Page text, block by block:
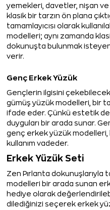
yemekleri, davetler, nişan
klasik bir tarzın ön plana
tamamlayıcısı olarak
modelleri; aynı zamanda
dokunuşta bulunmak
verir.
Genç Erkek Yüzük
Gençlerin ilgisini
gümüş yüzük modelleri, bir
ifade eder. Çünkü estetik
duyguları bir arada sunar.
genç erkek yüzük modelleri,
kullanım vadeder.
Erkek Yüzük Seti
Zen Pırlanta dokunuşlarıyla
modelleri bir arada sunan
hediye olarak
dilediğinizi seçerek erkek